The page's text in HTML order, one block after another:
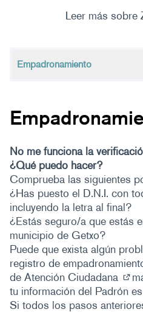
Leer más sobre
Empadronamiento
No me funciona la
¿Qué puedo hacer?
Comprueba las siguientes
¿Has puesto el D.N.I. con
incluyendo la letra al final?
¿Estás seguro/a que estás
municipio de Getxo?
Puede que exista algún
registro de
de Atención Ciudadana
tu información del Padrón
Si todos los pasos